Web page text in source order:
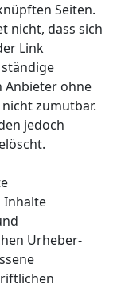
Seiten.
nicht, dass sich
Link
Anbieter ohne
zumutbar.
jedoch
Inhalte
Urheber-